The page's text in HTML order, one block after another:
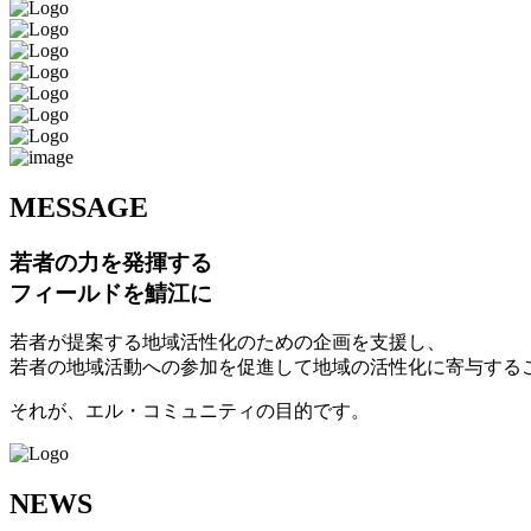
MESSAGE
若者の力を発揮する
フィールドを鯖江に
若者が提案する地域活性化のための企画を支援し、
若者の地域活動への参加を促進して地域の活性化に寄与する
それが、エル・コミュニティの目的です。
NEWS